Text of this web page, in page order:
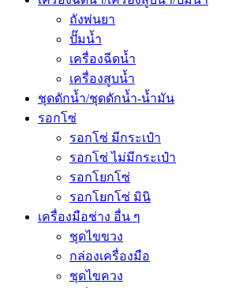
ถังพ่นยา
ปั๊มน้ำ
เครื่องฉีดน้ำ
เครื่องสูบน้ำ
ชุดดักน้ำ/ชุดดักน้ำ-น้ำมัน
รอกโซ่
รอกโซ่ มีกระเป๋า
รอกโซ่ ไม่มีกระเป๋า
รอกโยกโซ่
รอกโยกโซ่ มินิ
เครื่องมือช่าง อื่น ๆ
ชุดไขขวง
กล่องเครื่องมือ
ชุดไขควง